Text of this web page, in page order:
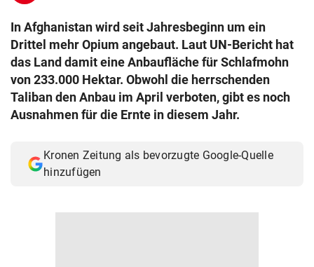
search
eingeben
© Krone Multimedia GmbH & Co KG 2026
Muthgasse 2, 1190 Wien
In Afghanistan wird seit Jahresbeginn um ein
Drittel mehr Opium angebaut. Laut UN-Bericht hat
das Land damit eine Anbaufläche für Schlafmohn
von 233.000 Hektar. Obwohl die herrschenden
Taliban den Anbau im April verboten, gibt es noch
Ausnahmen für die Ernte in diesem Jahr.
Kronen Zeitung als bevorzugte Google-Quelle
hinzufügen